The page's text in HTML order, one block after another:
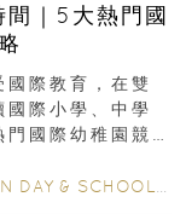
｜5大熱門國
際教育，在雙
際小學、中學
國際幼稚園競
DAY & SCHOOL EVENTS